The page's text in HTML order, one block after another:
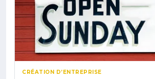
CRÉATION D’ENTREPRISE